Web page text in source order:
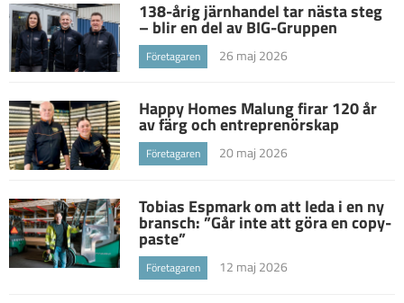
138-årig järnhandel tar nästa steg
– blir en del av BIG-Gruppen
Företagaren 26 maj 2026
Happy Homes Malung firar 120 år
av färg och entreprenörskap
Företagaren 20 maj 2026
Tobias Espmark om att leda i en ny
bransch: ”Går inte att göra en copy-
paste”
Företagaren 12 maj 2026